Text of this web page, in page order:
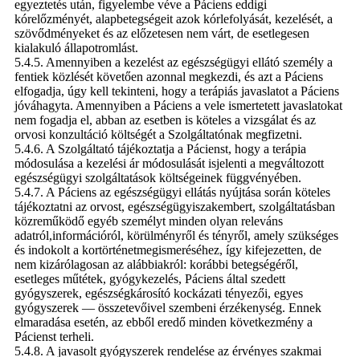
egyeztetés után, figyelembe véve a Páciens eddigi
kórelőzményét, alapbetegségeit azok kórlefolyását, kezelését, a
szövődményeket és az előzetesen nem várt, de esetlegesen
kialakuló állapotromlást.
5.4.5. Amennyiben a kezelést az egészségügyi ellátó személy a
fentiek közlését követően azonnal megkezdi, és azt a Páciens
elfogadja, úgy kell tekinteni, hogy a terápiás javaslatot a Páciens
jóváhagyta. Amennyiben a Páciens a vele ismertetett javaslatokat
nem fogadja el, abban az esetben is köteles a vizsgálat és az
orvosi konzultáció költségét a Szolgáltatónak megfizetni.
5.4.6. A Szolgáltató tájékoztatja a Pácienst, hogy a terápia
módosulása a kezelési ár módosulását isjelenti a megváltozott
egészségügyi szolgáltatások költségeinek függvényében.
5.4.7. A Páciens az egészségügyi ellátás nyújtása során köteles
tájékoztatni az orvost, egészségügyiszakembert, szolgáltatásban
közreműködő egyéb személyt minden olyan releváns
adatról,információról, körülményről és tényről, amely szükséges
és indokolt a kortörténetmegismeréséhez, így kifejezetten, de
nem kizárólagosan az alábbiakról: korábbi betegségéről,
esetleges műtétek, gyógykezelés, Páciens által szedett
gyógyszerek, egészségkárosító kockázati tényezői, egyes
gyógyszerek — összetevőivel szembeni érzékenység. Ennek
elmaradása esetén, az ebből eredő minden következmény a
Pácienst terheli.
5.4.8. A javasolt gyógyszerek rendelése az érvényes szakmai